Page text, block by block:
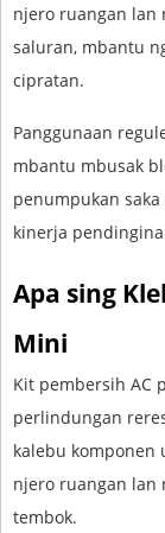
njero ruangan lan
saluran, mbantu
cipratan.
Panggunaan
mbantu mbusak
penumpukan
kinerja
Apa sing
Mini
Kit pembersih AC
perlindungan
kalebu
njero ruangan lan
tembok.